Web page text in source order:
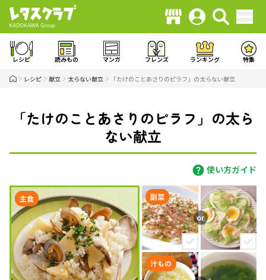
レシピ 読みもの マンガ フレンズ ランキング 特集
レシピ 献立 太らない献立 「たけのことあさりのピラフ」の太らない献立
「たけのことあさりのピラフ」の太ら
ない献立
使い方ガイド
主食 副菜
汁もの